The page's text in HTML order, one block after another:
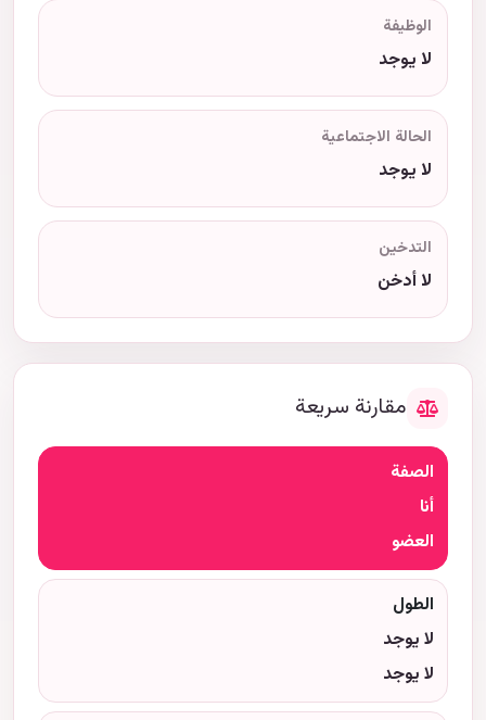
الوظيفة
لا يوجد
الحالة الاجتماعية
لا يوجد
التدخين
لا أدخن
مقارنة سريعة
الصفة
أنا
العضو
الطول
لا يوجد
لا يوجد